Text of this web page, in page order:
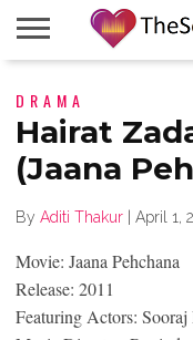
SONG
COLLECTIONS
STARTUPS
PEOPLE
SONGS
PRESS
ABOUT
DRAMA
Hairat
(Jaana
By Aditi Thakur April 1,
Movie: Jaana Pehchana
Release: 2011
Featuring Actors: